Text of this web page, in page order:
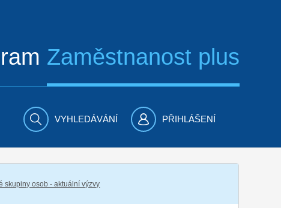
Zaměstnanost plus
VYHLEDÁVÁNÍ PŘIHLÁŠENÍ
skupiny osob - aktuální výzvy